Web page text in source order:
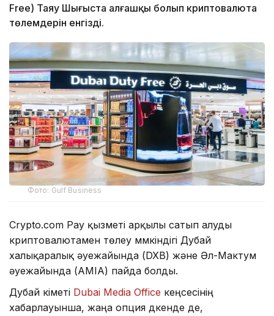
Free) Таяу Шығыста алғашқы болып криптовалюта
төлемдерін енгізді.
Фото: Gulf Business
Crypto.com Pay қызметі арқылы сатып алуды
криптовалютамен төлеу мүмкіндігі Дубай
халықаралық әуежайында (DXB) және Әл-Мактум
әуежайында (AMIA) пайда болды.
Дубай үкіметі Dubai Media Office кеңсесінің
хабарлауынша, жаңа опция дүкенде де,